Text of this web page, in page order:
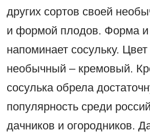
других сортов своей
и формой плодов. Форма и
напоминает сосульку.
необычный – кремовый.
сосулька обрела
популярность среди
дачников и огородников.